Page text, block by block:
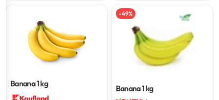
Banana1 kg
-49%
Banana1 kg